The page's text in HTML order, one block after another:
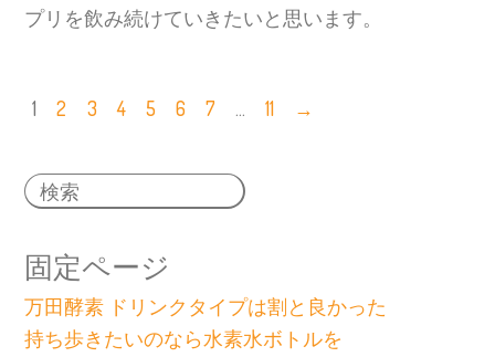
プリを飲み続けていきたいと思います。
1 2 3 4 5 6 7 … 11 →
固定ページ
万田酵素 ドリンクタイプは割と良かった
持ち歩きたいのなら水素水ボトルを